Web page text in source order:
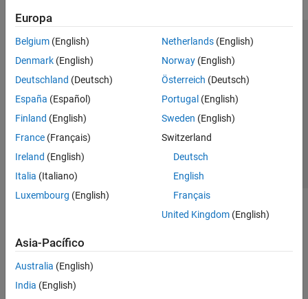
Europa
Belgium (English)
Denmark (English)
Deutschland (Deutsch)
España (Español)
Finland (English)
France (Français)
Ireland (English)
Italia (Italiano)
Luxembourg (English)
Netherlands(English)
Norway(English)
Österreich (Deutsch)
Portugal (English)
Sweden (English)
Switzerland
Deutsch
English
Français
United Kingdom(English)
Asia-Pacífico
Australia (English)
India (English)
Centro de confianza
Marcas comerciales
Política de privacidad
Antipiratería
Estado de las aplicaciones
Información de contacto
© 1994-2026 The MathWorks, Inc.
Seleccione un país/